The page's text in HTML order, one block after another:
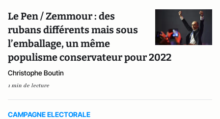
Le Pen / Zemmour : des
rubans différents mais sous
l’emballage, un même
populisme conservateur pour 2022
Christophe Boutin
1 min de lecture
CAMPAGNE ELECTORALE